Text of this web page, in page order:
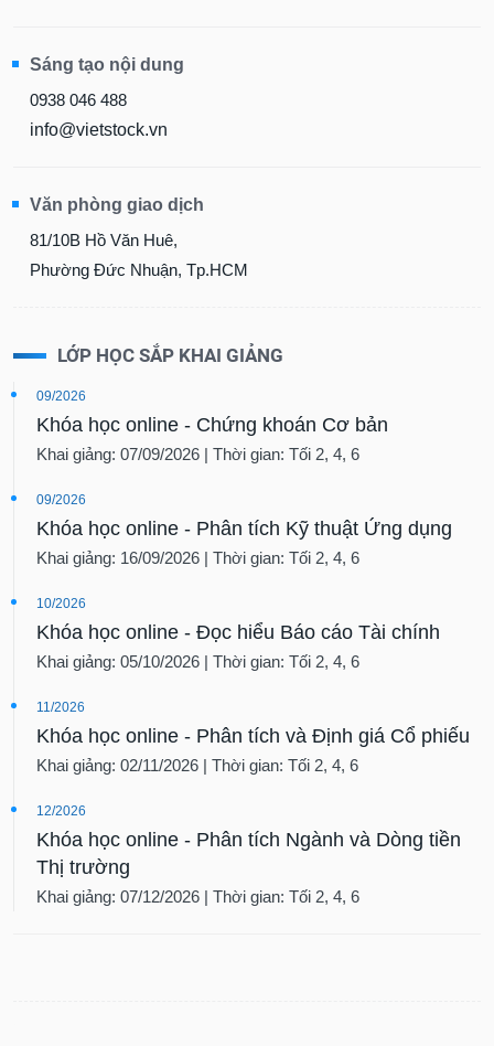
Sáng tạo nội dung
0938 046 488
info@vietstock.vn
Văn phòng giao dịch
81/10B Hồ Văn Huê,
Phường Đức Nhuận, Tp.HCM
LỚP HỌC SẮP KHAI GIẢNG
09/2026
Khóa học online - Chứng khoán Cơ bản
Khai giảng: 07/09/2026 | Thời gian: Tối 2, 4, 6
09/2026
Khóa học online - Phân tích Kỹ thuật Ứng dụng
Khai giảng: 16/09/2026 | Thời gian: Tối 2, 4, 6
10/2026
Khóa học online - Đọc hiểu Báo cáo Tài chính
Khai giảng: 05/10/2026 | Thời gian: Tối 2, 4, 6
11/2026
Khóa học online - Phân tích và Định giá Cổ phiếu
Khai giảng: 02/11/2026 | Thời gian: Tối 2, 4, 6
12/2026
Khóa học online - Phân tích Ngành và Dòng tiền
Thị trường
Khai giảng: 07/12/2026 | Thời gian: Tối 2, 4, 6